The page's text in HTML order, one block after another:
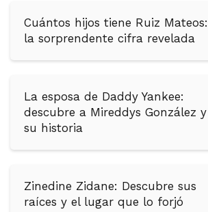
Cuántos hijos tiene Ruiz Mateos:
la sorprendente cifra revelada
La esposa de Daddy Yankee:
descubre a Mireddys González y
su historia
Zinedine Zidane: Descubre sus
raíces y el lugar que lo forjó